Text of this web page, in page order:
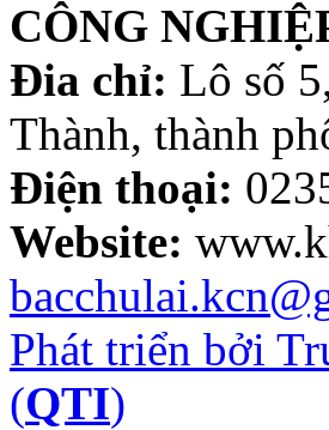
CÔNG
Đia chỉ: Lô số
Thành, thành
Điện thoại:
Website:
Phát triển bởi
(QTI)